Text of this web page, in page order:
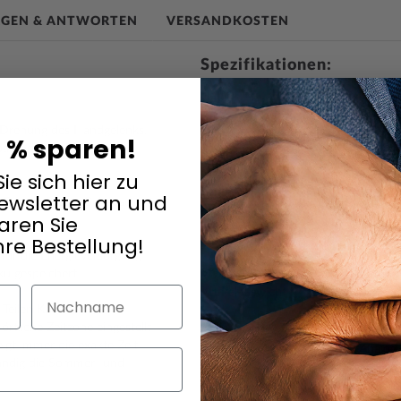
des Handgelenks,
Der Full-Auto-
stoßfeste Gehäuse
die Energieversorgung
gespeichert.
Kanadas,
Zeitzone eingestellt
immer die exakte Zeit
die Sommer- und
Spezifikationen:
Casio
46mm
Hersteller Modellserie
G-
EAN Code
Marke
CASIO
Artikelnummer
mid-
Geschlecht
Herren
Hersteller Artikel-Nr.
AWG-
Hersteller Webseite
http://
Style
Retro,
0.055
Anzeige
Antrieb
Solar
Funktionen
12-24
& ANTWORTEN VERSANDKOSTEN
sparen!
sich hier zu
an und
Sie
Bestellung!
Nachname